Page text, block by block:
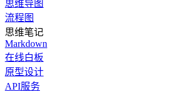
思维导图
流程图
思维笔记
Markdown
在线白板
原型设计
API服务